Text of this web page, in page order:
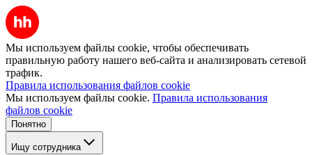
Мы используем файлы cookie, чтобы обеспечивать
правильную работу нашего веб-сайта и анализировать сетевой
трафик.
Правила использования файлов cookie
Мы используем файлы cookie. Правила использования
файлов cookie
Понятно
Ищу сотрудника